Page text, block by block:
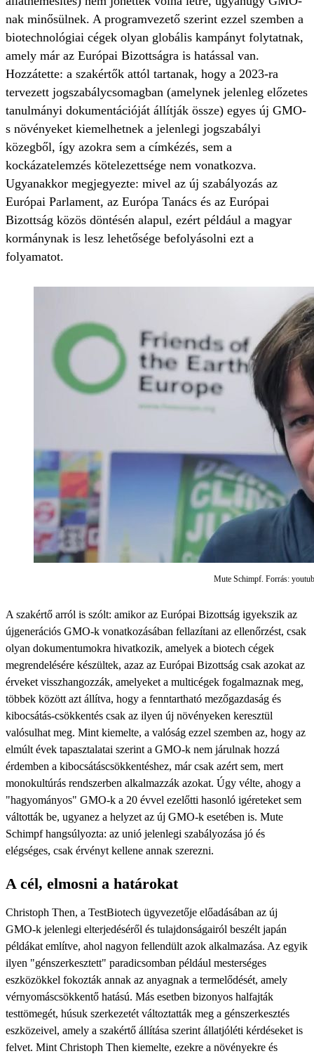
nak minősülnek. A programvezető szerint ezzel szemben a
biotechnológiai cégek olyan globális kampányt folytatnak,
amely már az Európai Bizottságra is hatással van.
Hozzátette: a szakértők attól tartanak, hogy a 2023-ra
tervezett jogszabálycsomagban (amelynek jelenleg előzetes
tanulmányi dokumentációját állítják össze) egyes új GMO-
s növényeket kiemelhetnek a jelenlegi jogszabályi
közegből, így azokra sem a címkézés, sem a
kockázatelemzés kötelezettsége nem vonatkozva.
Ugyanakkor megjegyezte: mivel az új szabályozás az
Európai Parlament, az Európa Tanács és az Európai
Bizottság közös döntésén alapul, ezért például a magyar
kormánynak is lesz lehetősége befolyásolni ezt a
folyamatot.
Mute Schimpf. Forrás:
A szakértő arról is szólt: amikor az Európai Bizottság igyekszik az
újgenerációs GMO-k vonatkozásában fellazítani az ellenőrzést, csak
olyan dokumentumokra hivatkozik, amelyek a biotech cégek
megrendelésére készültek, azaz az Európai Bizottság csak azokat az
érveket visszhangozzák, amelyeket a multicégek fogalmaznak meg,
többek között azt állítva, hogy a fenntartható mezőgazdaság és
kibocsátás-csökkentés csak az ilyen új növényeken keresztül
valósulhat meg. Mint kiemelte, a valóság ezzel szemben az, hogy az
elmúlt évek tapasztalatai szerint a GMO-k nem járulnak hozzá
érdemben a kibocsátáscsökkentéshez, már csak azért sem, mert
monokultúrás rendszerben alkalmazzák azokat. Úgy vélte, ahogy a
"hagyományos" GMO-k a 20 évvel ezelőtti hasonló igéreteket sem
váltották be, ugyanez a helyzet az új GMO-k esetében is. Mute
Schimpf hangsúlyozta: az unió jelenlegi szabályozása jó és
elégséges, csak érvényt kellene annak szerezni.
A cél, elmosni a határokat
Christoph Then, a TestBiotech ügyvezetője előadásában az új
GMO-k jelenlegi elterjedéséről és tulajdonságairól beszélt japán
példákat említve, ahol nagyon fellendült azok alkalmazása. Az egyik
ilyen "génszerkesztett" paradicsomban például mesterséges
eszközökkel fokozták annak az anyagnak a termelődését, amely
vérnyomáscsökkentő hatású. Más esetben bizonyos halfajták
testtömegét, húsuk szerkezetét változtatták meg a génszerkesztés
eszközeivel, amely a szakértő állítása szerint állatjóléti kérdéseket is
felvet. Mint Christoph Then kiemelte, ezekre a növényekre és